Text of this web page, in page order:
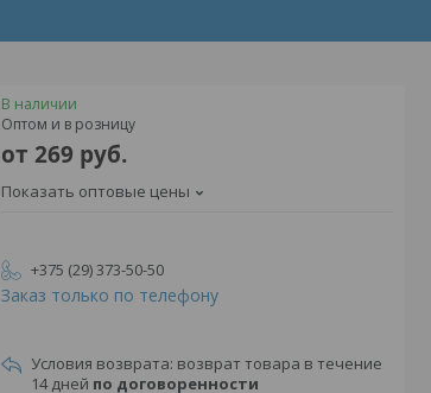
В наличии
Оптом и в розницу
от 269 руб.
Показать оптовые цены
+375 (29) 373-50-50
Заказ только по телефону
возврат товара в течение
14 дней по договоренности